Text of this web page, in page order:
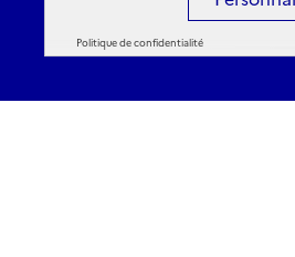
Politique de confidentialité